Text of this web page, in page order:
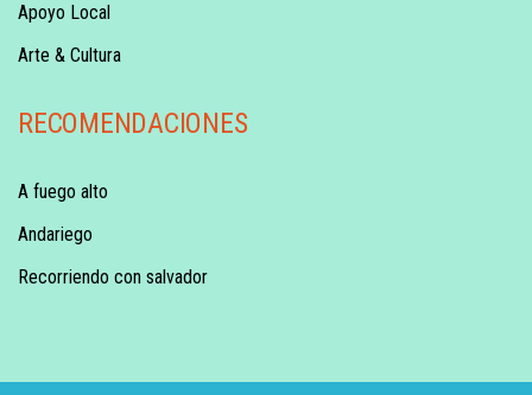
Apoyo Local
Arte & Cultura
RECOMENDACIONES
A fuego alto
Andariego
Recorriendo con salvador